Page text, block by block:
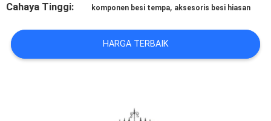
KUTIPAN
SITEMAP
Cahaya Tinggi:
komponen besi tempa, aksesoris besi hiasan
HARGA TERBAIK